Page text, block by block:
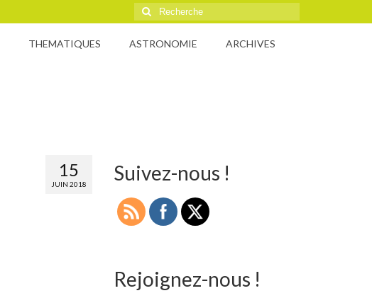
Rechercher
:
THEMATIQUES ASTRONOMIE ARCHIVES
15
JUIN 2018 Suivez-nous !
Rejoignez-nous !